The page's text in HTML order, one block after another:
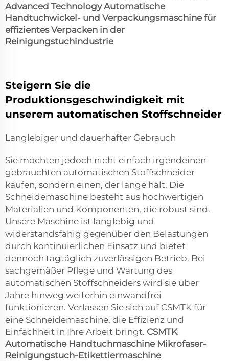
Advanced Technology Automatische
Handtuchwickel- und Verpackungsmaschine für
effizientes Verpacken in der
Reinigungstuchindustrie
Steigern Sie die
Produktionsgeschwindigkeit mit
unserem automatischen Stoffschneider
Langlebiger und dauerhafter Gebrauch
Sie möchten jedoch nicht einfach irgendeinen
gebrauchten automatischen Stoffschneider
kaufen, sondern einen, der lange hält. Die
Schneidemaschine besteht aus hochwertigen
Materialien und Komponenten, die robust sind.
Unsere Maschine ist langlebig und
widerstandsfähig gegenüber den Belastungen
durch kontinuierlichen Einsatz und bietet
dennoch tagtäglich zuverlässigen Betrieb. Bei
sachgemäßer Pflege und Wartung des
automatischen Stoffschneiders wird sie über
Jahre hinweg weiterhin einwandfrei
funktionieren. Verlassen Sie sich auf CSMTK für
eine Schneidemaschine, die Effizienz und
Einfachheit in Ihre Arbeit bringt. CSMTK
Automatische Handtuchmaschine Mikrofaser-
Reinigungstuch-Etikettiermaschine